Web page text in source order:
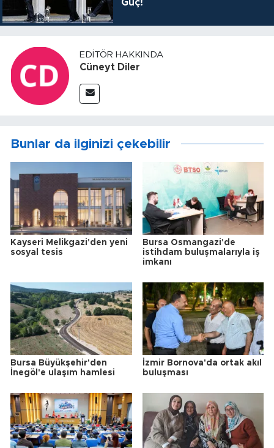
Güç!
EDITÖR HAKKINDA
Cüneyt Diler
Bunlar da ilginizi çekebilir
Kayseri Melikgazi'den yeni
sosyal tesis
Bursa Osmangazi'de
istihdam buluşmalarıyla iş
imkanı
Bursa Büyükşehir'den
İnegöl'e ulaşım hamlesi
İzmir Bornova'da ortak akıl
buluşması